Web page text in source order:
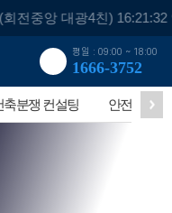
대광4친) 16:21:32 연
평일 : 09:00 ~ 18:00
1666-3752
축분쟁 컨설팅 안전진단